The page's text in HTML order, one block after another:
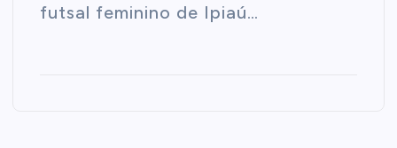
futsal feminino de Ipiaú…